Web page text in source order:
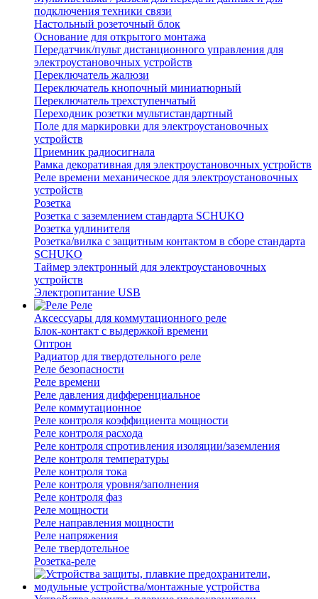
подключения техники связи
Настольный розеточный блок
Основание для открытого монтажа
Передатчик/пульт дистанционного управления для
электроустановочных устройств
Переключатель жалюзи
Переключатель кнопочный миниатюрный
Переключатель трехступенчатый
Переходник розетки мультистандартный
Поле для маркировки для электроустановочных
устройств
Приемник радиосигнала
Рамка декоративная для электроустановочных устройств
Реле времени механическое для электроустановочных
устройств
Розетка
Розетка с заземлением стандарта SCHUKO
Розетка удлинителя
Розетка/вилка с защитным контактом в сборе стандарта
SCHUKO
Таймер электронный для электроустановочных
устройств
Электропитание USB
Реле
Аксессуары для коммутационного реле
Блок-контакт с выдержкой времени
Оптрон
Радиатор для твердотельного реле
Реле безопасности
Реле времени
Реле давления дифференциальное
Реле коммутационное
Реле контроля коэффициента мощности
Реле контроля расхода
Реле контроля спротивления изоляции/заземления
Реле контроля температуры
Реле контроля тока
Реле контроля уровня/заполнения
Реле контроля фаз
Реле мощности
Реле направления мощности
Реле напряжения
Реле твердотельное
Розетка-реле